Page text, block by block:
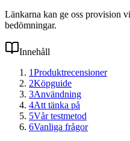
Länkarna kan ge oss provision
bedömningar.
Innehåll
1Produktrecensioner
2Köpguide
3Användning
4Att tänka på
5Vår testmetod
6Vanliga frågor